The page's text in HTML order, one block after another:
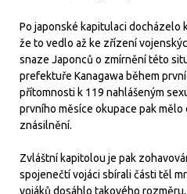
Po japonské kapitulaci docházelo
že to vedlo až ke zřízení
snaze Japonců o zmírnění této
prefektuře Kanagawa během
přítomnosti k 119 nahlášeným
prvního měsíce okupace pak
znásilnění.
Zvláštní kapitolou je pak
spojenečtí vojáci sbírali části těl
vojáků dosáhlo takového